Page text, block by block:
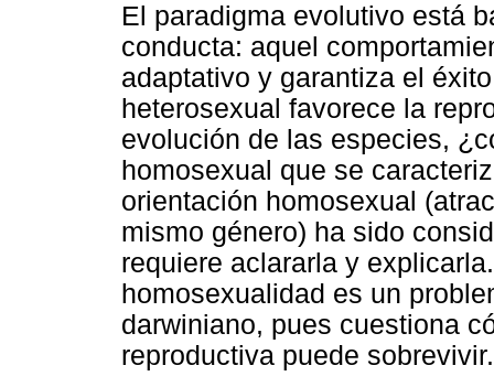
El paradigma evolutivo está
conducta: aquel
adaptativo y garantiza el
heterosexual favorece la
evolución de las especies,
homosexual que se
orientación homosexual
mismo género) ha sido
requiere aclararla y
homosexualidad es un
darwiniano, pues cuestiona
reproductiva puede sobrevivir.